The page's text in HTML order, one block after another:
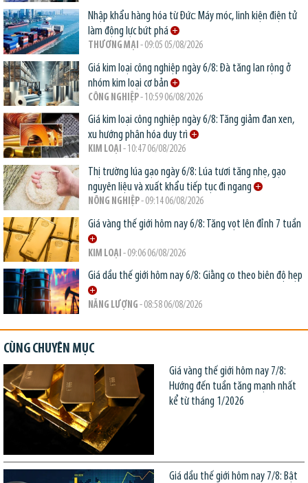
Nhập khẩu hàng hóa từ Đức: Máy móc, linh kiện điện tử
làm động lực bứt phá
THƯƠNG MẠI - 09:05 05/08/2026
Giá kim loại công nghiệp ngày 6/8: Đà tăng lan rộng ở
nhóm kim loại cơ bản
CÔNG NGHIỆP- 10:59 06/08/2026
Giá kim loại công nghiệp ngày 6/8: Tăng giảm đan xen,
xu hướng phân hóa duy trì
KIM LOẠI - 10:47 06/08/2026
Thị trường lúa gạo ngày 6/8: Lúa tươi tăng nhẹ, gạo
nguyên liệu và xuất khẩu tiếp tục đi ngang
NÔNG NGHIỆP- 09:14 06/08/2026
Giá vàng thế giới hôm nay 6/8: Tăng vọt lên đỉnh 7 tuần
KIM LOẠI - 09:06 06/08/2026
Giá dầu thế giới hôm nay 6/8: Giằng co theo biên độ hẹp
NĂNG LƯỢNG - 08:58 06/08/2026
CÙNG CHUYÊN MỤC
Giá vàng thế giới hôm nay 7/8:
Hướng đến tuần tăng mạnh nhất
kể từ tháng 1/2026
Giá dầu thế giới hôm nay 7/8: Bật